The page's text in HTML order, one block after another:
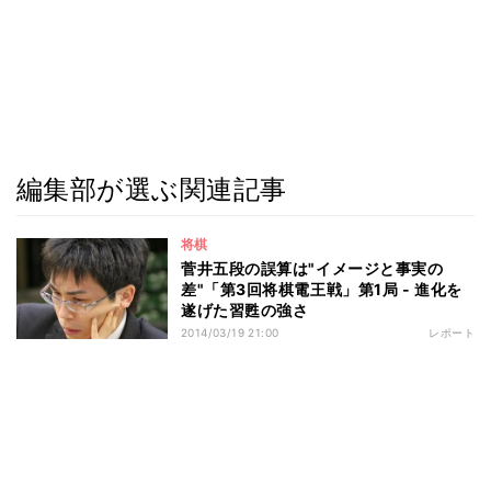
編集部が選ぶ関連記事
将棋
菅井五段の誤算は"イメージと事実の
差"「第3回将棋電王戦」第1局 - 進化を
遂げた習甦の強さ
2014/03/19 21:00 レポート